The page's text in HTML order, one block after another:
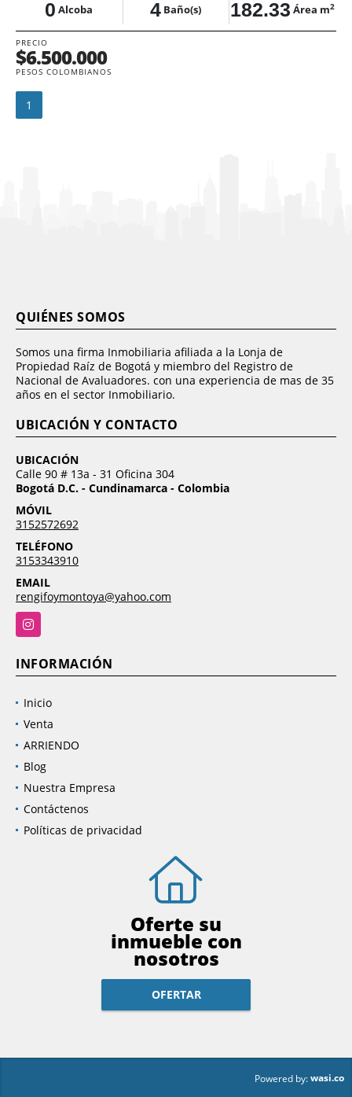
0 Alcoba 4 Baño(s) 182.33 Área m2
PRECIO
$6.500.000
PESOS COLOMBIANOS
1
QUIÉNES SOMOS
Somos una firma Inmobiliaria afiliada a la Lonja de
Propiedad Raíz de Bogotá y miembro del Registro de
Nacional de Avaluadores. con una experiencia de mas de 35
años en el sector Inmobiliario.
UBICACIÓN Y CONTACTO
UBICACIÓN
Calle 90 # 13a - 31 Oficina 304
Bogotá D.C. - Cundinamarca - Colombia
MÓVIL
3152572692
TELÉFONO
3153343910
EMAIL
rengifoymontoya@yahoo.com
Instagram
INFORMACIÓN
Inicio
Venta
ARRIENDO
Blog
Nuestra Empresa
Contáctenos
Políticas de privacidad
Oferte su
inmueble con
nosotros
OFERTAR
Powered by:wasi.co